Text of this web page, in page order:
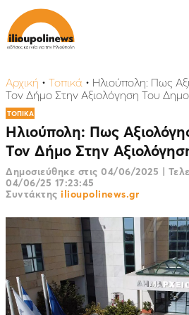
Αρχική • Τοπικά • Ηλιούπολη: Πως
Τον Δήμο Στην Αξιολόγηση Του
ΤΟΠΙΚΑ
Ηλιούπολη: Πως
Τον Δήμο Στην
Δημοσιεύθηκε στις 04/06/2025 |
04/06/25 17:23:45
Συντάκτης ilioupolinews.gr